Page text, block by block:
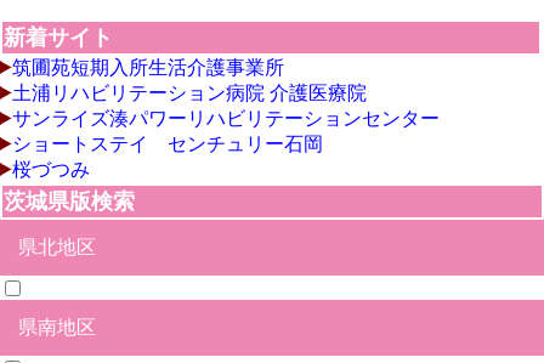
新着サイト
筑圃苑短期入所生活介護事業所
土浦リハビリテーション病院 介護医療院
サンライズ湊パワーリハビリテーションセンター
ショートステイ センチュリー石岡
桜づつみ
茨城県版検索
県北地区
日立市
北茨城市
高萩市
常陸太田市
ひたちなか市
水戸市
笠間市
那珂市
常陸大宮市
久慈郡大子町
那珂郡東海村
東茨城郡茨城町
東茨城郡大洗町
東茨城郡城里町
県南地区